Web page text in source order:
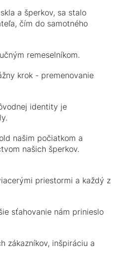
a šperkov, sa stalo
čím do samotného
remeselníkom.
krok - premenovanie
identity je
našim počiatkom a
našich šperkov.
priestormi a každý z
sťahovanie nám prinieslo
zákazníkov, inšpiráciu a